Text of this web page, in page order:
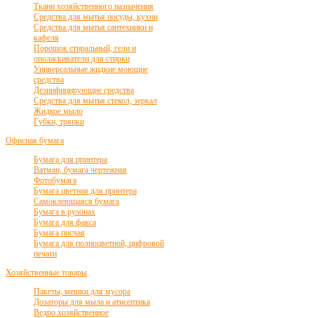
Ткани хозяйственного назначения
Средства для мытья посуды, кухни
Средства для мытья сантехники и
кафеля
Порошок стиральный, гели и
ополаскиватели для стирки
Универсальные жидкие моющие
средства
Дезинфицирующие средства
Средства для мытья стекол, зеркал
Жидкое мыло
Губки, тряпки
Офисная бумага
Бумага для принтера
Ватман, бумага чертежная
Фотобумага
Бумага цветная для принтера
Самоклеющаяся бумага
Бумага в рулонах
Бумага для факса
Бумага писчая
Бумага для полноцветной, цифровой
печати
Хозяйственные товары
Пакеты, мешки для мусора
Дозаторы для мыла и атисептика
Ведро хозяйственное